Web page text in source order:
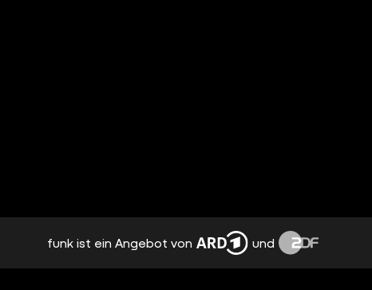
funk ist ein Angebot von und